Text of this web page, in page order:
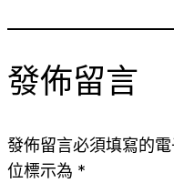
發佈留言
發佈留言必須填寫的
位標示為 *